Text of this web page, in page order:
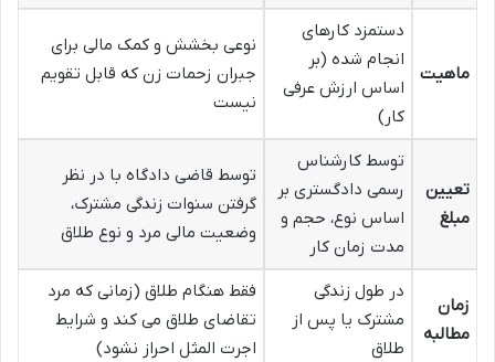
ماهیت
دستمزد کارهای
انجام شده (بر
اساس ارزش عرفی
کار)
نوعی بخشش و کمک مالی برای
جبران زحمات زن که قابل تقویم
نیست
تعیین
مبلغ
توسط کارشناس
رسمی دادگستری بر
اساس نوع، حجم و
مدت زمان کار
توسط قاضی دادگاه با در نظر
گرفتن سنوات زندگی مشترک،
وضعیت مالی مرد و نوع طلاق
زمان
مطالبه
در طول زندگی
مشترک یا پس از
طلاق
فقط هنگام طلاق (زمانی که مرد
تقاضای طلاق می کند و شرایط
اجرت المثل احراز نشود)